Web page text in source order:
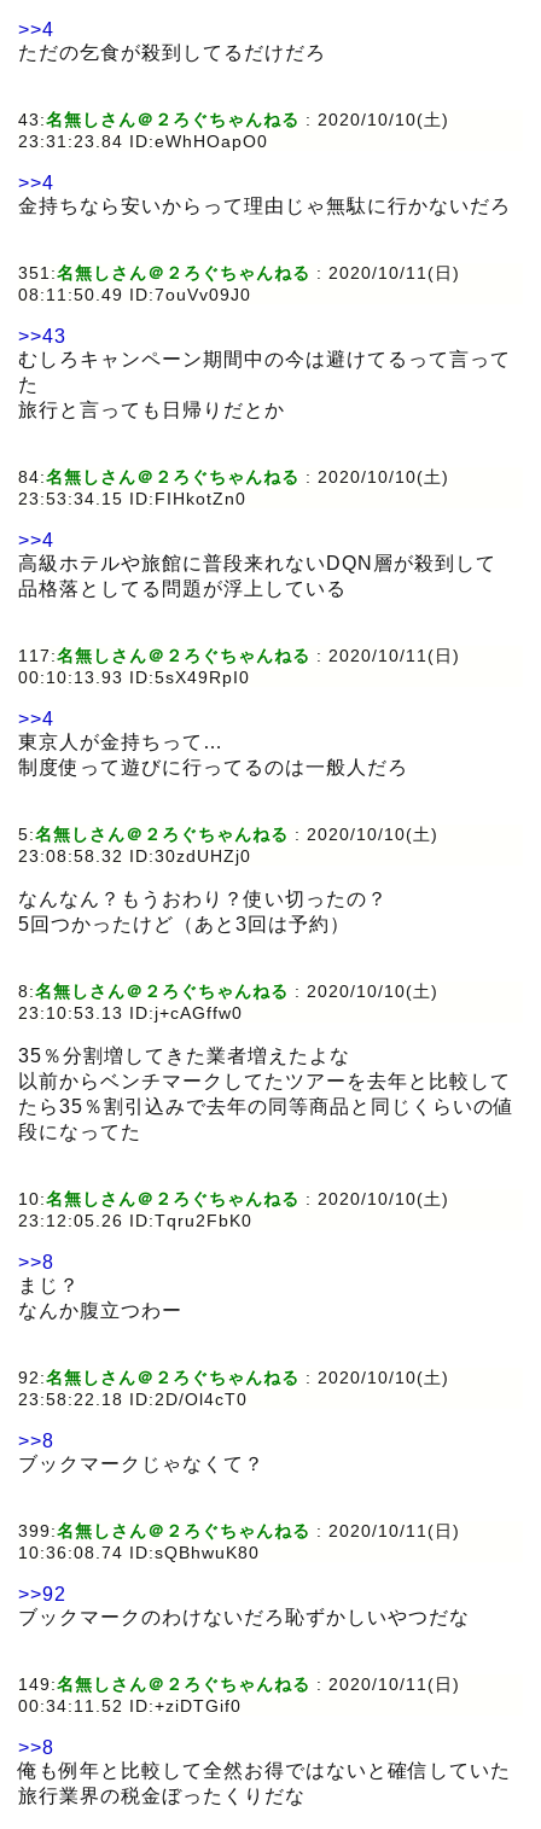
>>4
ただの乞食が殺到してるだけだろ
43:名無しさん＠２ろぐちゃんねる : 2020/10/10(土)
23:31:23.84 ID:eWhHOapO0
>>4
金持ちなら安いからって理由じゃ無駄に行かないだろ
351:名無しさん＠２ろぐちゃんねる : 2020/10/11(日)
08:11:50.49 ID:7ouVv09J0
>>43
むしろキャンペーン期間中の今は避けてるって言って
た
旅行と言っても日帰りだとか
84:名無しさん＠２ろぐちゃんねる : 2020/10/10(土)
23:53:34.15 ID:FIHkotZn0
>>4
高級ホテルや旅館に普段来れないDQN層が殺到して
品格落としてる問題が浮上している
117:名無しさん＠２ろぐちゃんねる : 2020/10/11(日)
00:10:13.93 ID:5sX49RpI0
>>4
東京人が金持ちって…
制度使って遊びに行ってるのは一般人だろ
5:名無しさん＠２ろぐちゃんねる : 2020/10/10(土)
23:08:58.32 ID:30zdUHZj0
なんなん？もうおわり？使い切ったの？
5回つかったけど（あと3回は予約）
8:名無しさん＠２ろぐちゃんねる : 2020/10/10(土)
23:10:53.13 ID:j+cAGffw0
35％分割増してきた業者増えたよな
以前からベンチマークしてたツアーを去年と比較して
たら35％割引込みで去年の同等商品と同じくらいの値
段になってた
10:名無しさん＠２ろぐちゃんねる : 2020/10/10(土)
23:12:05.26 ID:Tqru2FbK0
>>8
まじ？
なんか腹立つわー
92:名無しさん＠２ろぐちゃんねる : 2020/10/10(土)
23:58:22.18 ID:2D/Ol4cT0
>>8
ブックマークじゃなくて？
399:名無しさん＠２ろぐちゃんねる : 2020/10/11(日)
10:36:08.74 ID:sQBhwuK80
>>92
ブックマークのわけないだろ恥ずかしいやつだな
149:名無しさん＠２ろぐちゃんねる : 2020/10/11(日)
00:34:11.52 ID:+ziDTGif0
>>8
俺も例年と比較して全然お得ではないと確信していた
旅行業界の税金ぼったくりだな